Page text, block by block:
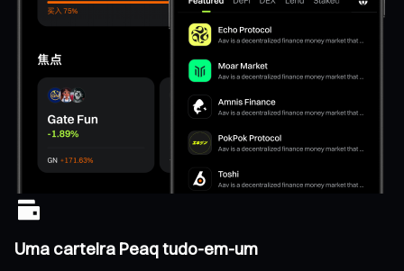
Uma carteira Peaq tudo-em-um